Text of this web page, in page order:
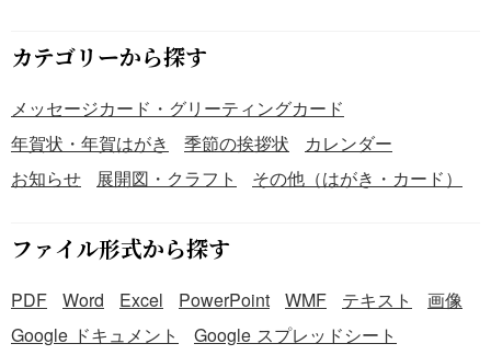
カテゴリーから探す
メッセージカード・グリーティングカード
年賀状・年賀はがき
季節の挨拶状
カレンダー
お知らせ
展開図・クラフト その他（はがき・カード）
ファイル形式から探す
PDF Word Excel PowerPoint WMF テキスト
画像
Google ドキュメント
Google スプレッドシート